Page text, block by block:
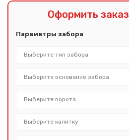
Оформить заказ
Параметры забора